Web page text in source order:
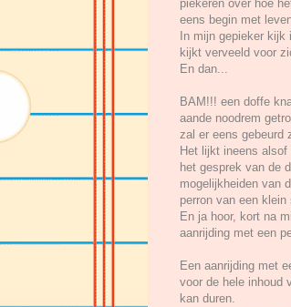
piekeren over hoe
eens begin met
In mijn gepieker
kijkt verveeld voor
En dan...
BAM!!! een doffe
aande noodrem
zal er eens gebeurd
Het lijkt ineens
het gesprek van de
mogelijkheiden van
perron van een
En ja hoor, kort na
aanrijding met een
Een aanrijding met
voor de hele inhoud
kan duren.